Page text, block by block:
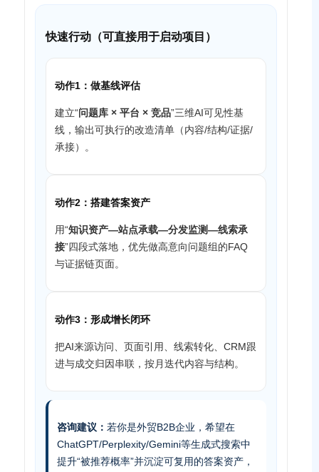
快速行动（可直接用于启动项目）
动作1：做基线评估
建立“问题库 × 平台 × 竞品”三维AI可见性基
线，输出可执行的改造清单（内容/结构/证据/
承接）。
动作2：搭建答案资产
用“知识资产—站点承载—分发监测—线索承
接”四段式落地，优先做高意向问题组的FAQ
与证据链页面。
动作3：形成增长闭环
把AI来源访问、页面引用、线索转化、CRM跟
进与成交归因串联，按月迭代内容与结构。
咨询建议： 若你是外贸B2B企业，希望在
ChatGPT/Perplexity/Gemini等生成式搜索中
提升“被推荐概率”并沉淀可复用的答案资产，